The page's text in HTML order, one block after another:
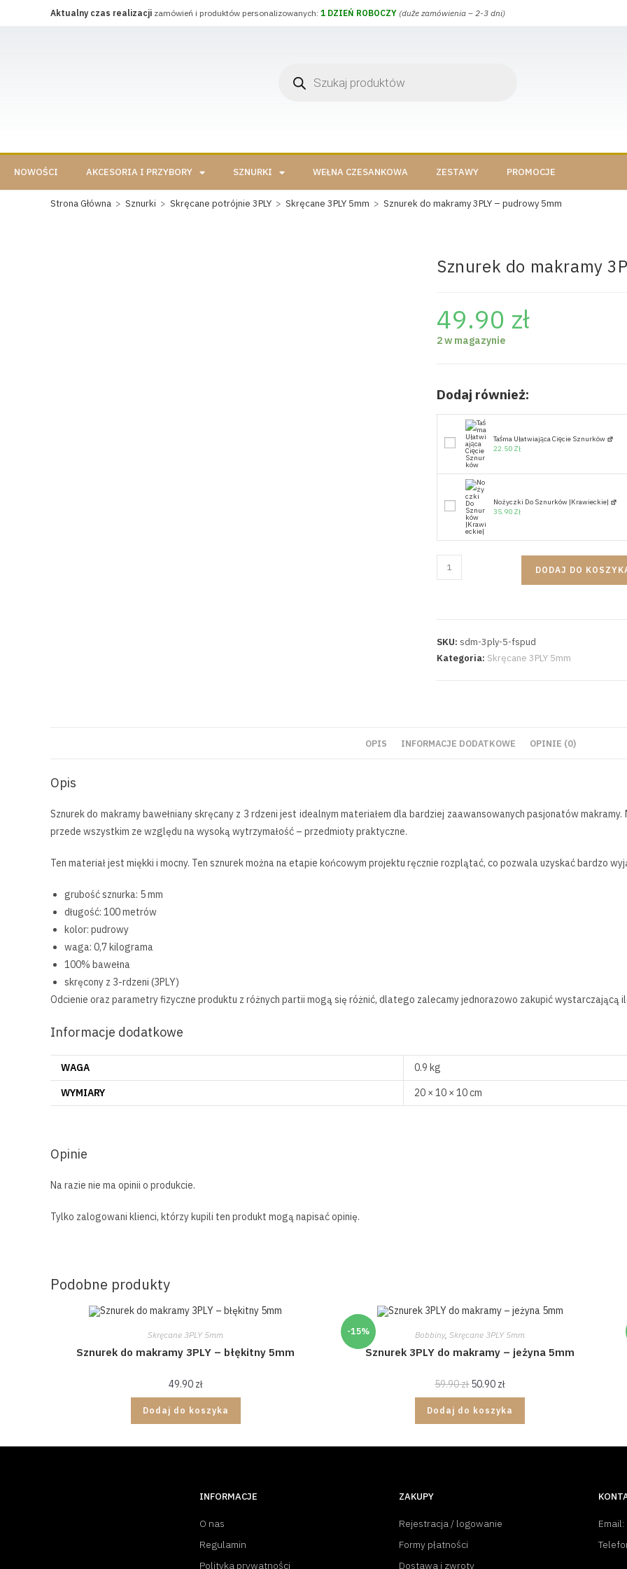
Aktualny czas realizacji zamówień i produktów personalizowanych: 1 DZIEŃ ROBOCZY (duże zamówienia – 2-3 dni)
NOWOŚCI AKCESORIA I PRZYBORY SZNURKI WEŁNA CZESANKOWA ZESTAWY PROMOCJE
Strona Główna > Sznurki > Skręcane potrójnie 3PLY > Skręcane 3PLY 5mm > Sznurek do makramy 3PLY – pudrowy 5mm
Sznurek do makramy
49.90 zł
2 w magazynie
Dodaj również:
Taśma Ułatwiająca Cięcie Sznurków
22.50 Zł
Nożyczki Do Sznurków |krawieckie|
35.90 Zł
DODAJ DO
SKU: sdm-3ply-5-fspud
Kategoria: Skręcane 3PLY 5mm
OPIS INFORMACJE DODATKOWE OPINIE (0)
Opis
Sznurek do makramy bawełniany skręcany z 3 rdzeni jest idealnym materiałem dla bardziej zaawansowanych pasjonatów
przede wszystkim ze względu na wysoką wytrzymałość – przedmioty praktyczne.
Ten materiał jest miękki i mocny. Ten sznurek można na etapie końcowym projektu ręcznie rozplątać, co pozwala uzyskać bardzo
grubość sznurka: 5 mm
długość: 100 metrów
kolor: pudrowy
waga: 0,7 kilograma
100% bawełna
skręcony z 3-rdzeni (3PLY)
Odcienie oraz parametry fizyczne produktu z różnych partii mogą się różnić, dlatego zalecamy jednorazowo zakupić wystarczającą
Informacje dodatkowe
WAGA
0.9 kg
WYMIARY
20 × 10 × 10 cm
Opinie
Na razie nie ma opinii o produkcie.
Tylko zalogowani klienci, którzy kupili ten produkt mogą napisać opinię.
Podobne produkty
Skręcane 3PLY 5mm
Sznurek do makramy 3PLY – błękitny 5mm
49.90 zł
Dodaj do koszyka
-15% Bobbiny,Skręcane 3PLY 5mm
Sznurek 3PLY do makramy – jeżyna 5mm
59.90zł50.90 zł
Dodaj do koszyka
INFORMACJE
O nas
Regulamin
Polityka prywatności
ZAKUPY
Rejestracja / logowanie
Formy płatności
Dostawa i zwroty